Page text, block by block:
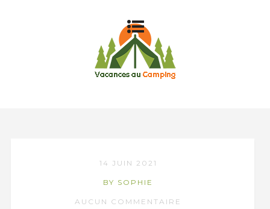
14 JUIN 2021
BY SOPHIE
AUCUN COMMENTAIRE